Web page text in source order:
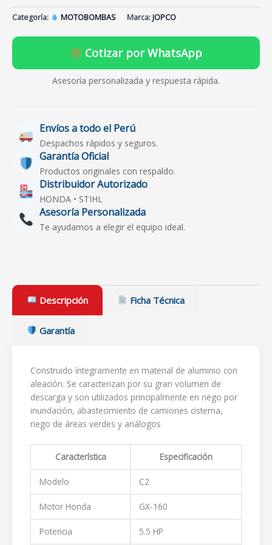
Categoría: MOTOBOMBAS Marca:JOPCO
Cotizar por WhatsApp
Asesoría personalizada y respuesta rápida.
Envíos a todo el Perú
Despachos rápidos y seguros.
Garantía Oficial
Productos originales con respaldo.
Distribuidor Autorizado
HONDA • STIHL
Asesoría Personalizada
Te ayudamos a elegir el equipo ideal.
Descripción Ficha Técnica
Garantía
Construido íntegramente en material de aluminio con
aleación. Se caracterizan por su gran volumen de
descarga y son utilizados principalmente en riego por
inundación, abastecimiento de camiones cisterna,
riego de áreas verdes y análogos
Característica Especificación
Modelo C2
Motor Honda GX-160
Potencia 5.5 HP